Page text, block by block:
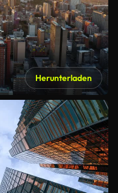
Herunterladen